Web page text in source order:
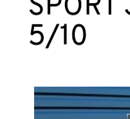
SPORT
5/10